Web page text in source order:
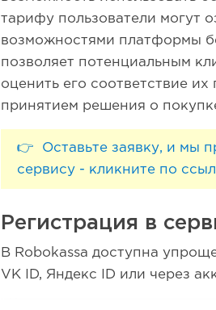
тарифу пользователи могут
возможностями платформы
позволяет потенциальным
оценить его соответствие
принятием решения о
👉 Оставьте заявку, и мы
сервису - кликните по
Регистрация в
В Robokassa доступна
VK ID, Яндекс ID или через